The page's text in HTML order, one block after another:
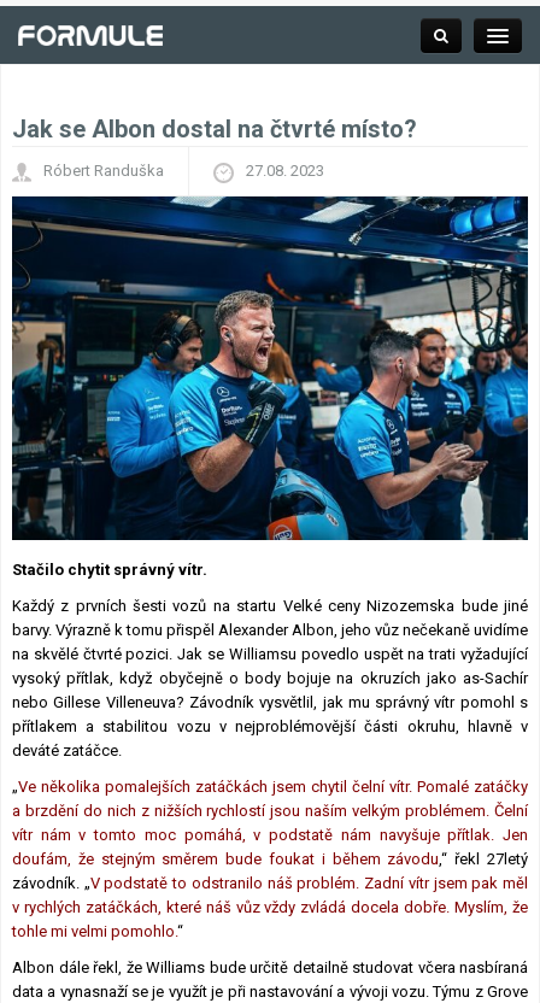
Závodní série
Kalendář F1
Výsledky F1
Týmy a jezdci F1
Okruhy F1
Jak se Albon dostal na čtvrté místo?
Róbert Randuška 27.08. 2023
Stačilo chytit správný vítr.
Každý z prvních šesti vozů na startu Velké ceny Nizozemska bude jiné
barvy. Výrazně k tomu přispěl Alexander Albon, jeho vůz nečekaně uvidíme
na skvělé čtvrté pozici. Jak se Williamsu povedlo uspět na trati vyžadující
vysoký přítlak, když obyčejně o body bojuje na okruzích jako as-Sachír
nebo Gillese Villeneuva? Závodník vysvětlil, jak mu správný vítr pomohl s
přítlakem a stabilitou vozu v nejproblémovější části okruhu, hlavně v
deváté zatáčce.
„Ve několika pomalejších zatáčkách jsem chytil čelní vítr. Pomalé zatáčky
a brzdění do nich z nižších rychlostí jsou naším velkým problémem. Čelní
vítr nám v tomto moc pomáhá, v podstatě nám navyšuje přítlak. Jen
doufám, že stejným směrem bude foukat i během závodu,“ řekl 27letý
závodník. „V podstatě to odstranilo náš problém. Zadní vítr jsem pak měl
v rychlých zatáčkách, které náš vůz vždy zvládá docela dobře. Myslím, že
tohle mi velmi pomohlo.“
Albon dále řekl, že Williams bude určitě detailně studovat včera nasbíraná
data a vynasnaží se je využít je při nastavování a vývoji vozu. Týmu z Grove